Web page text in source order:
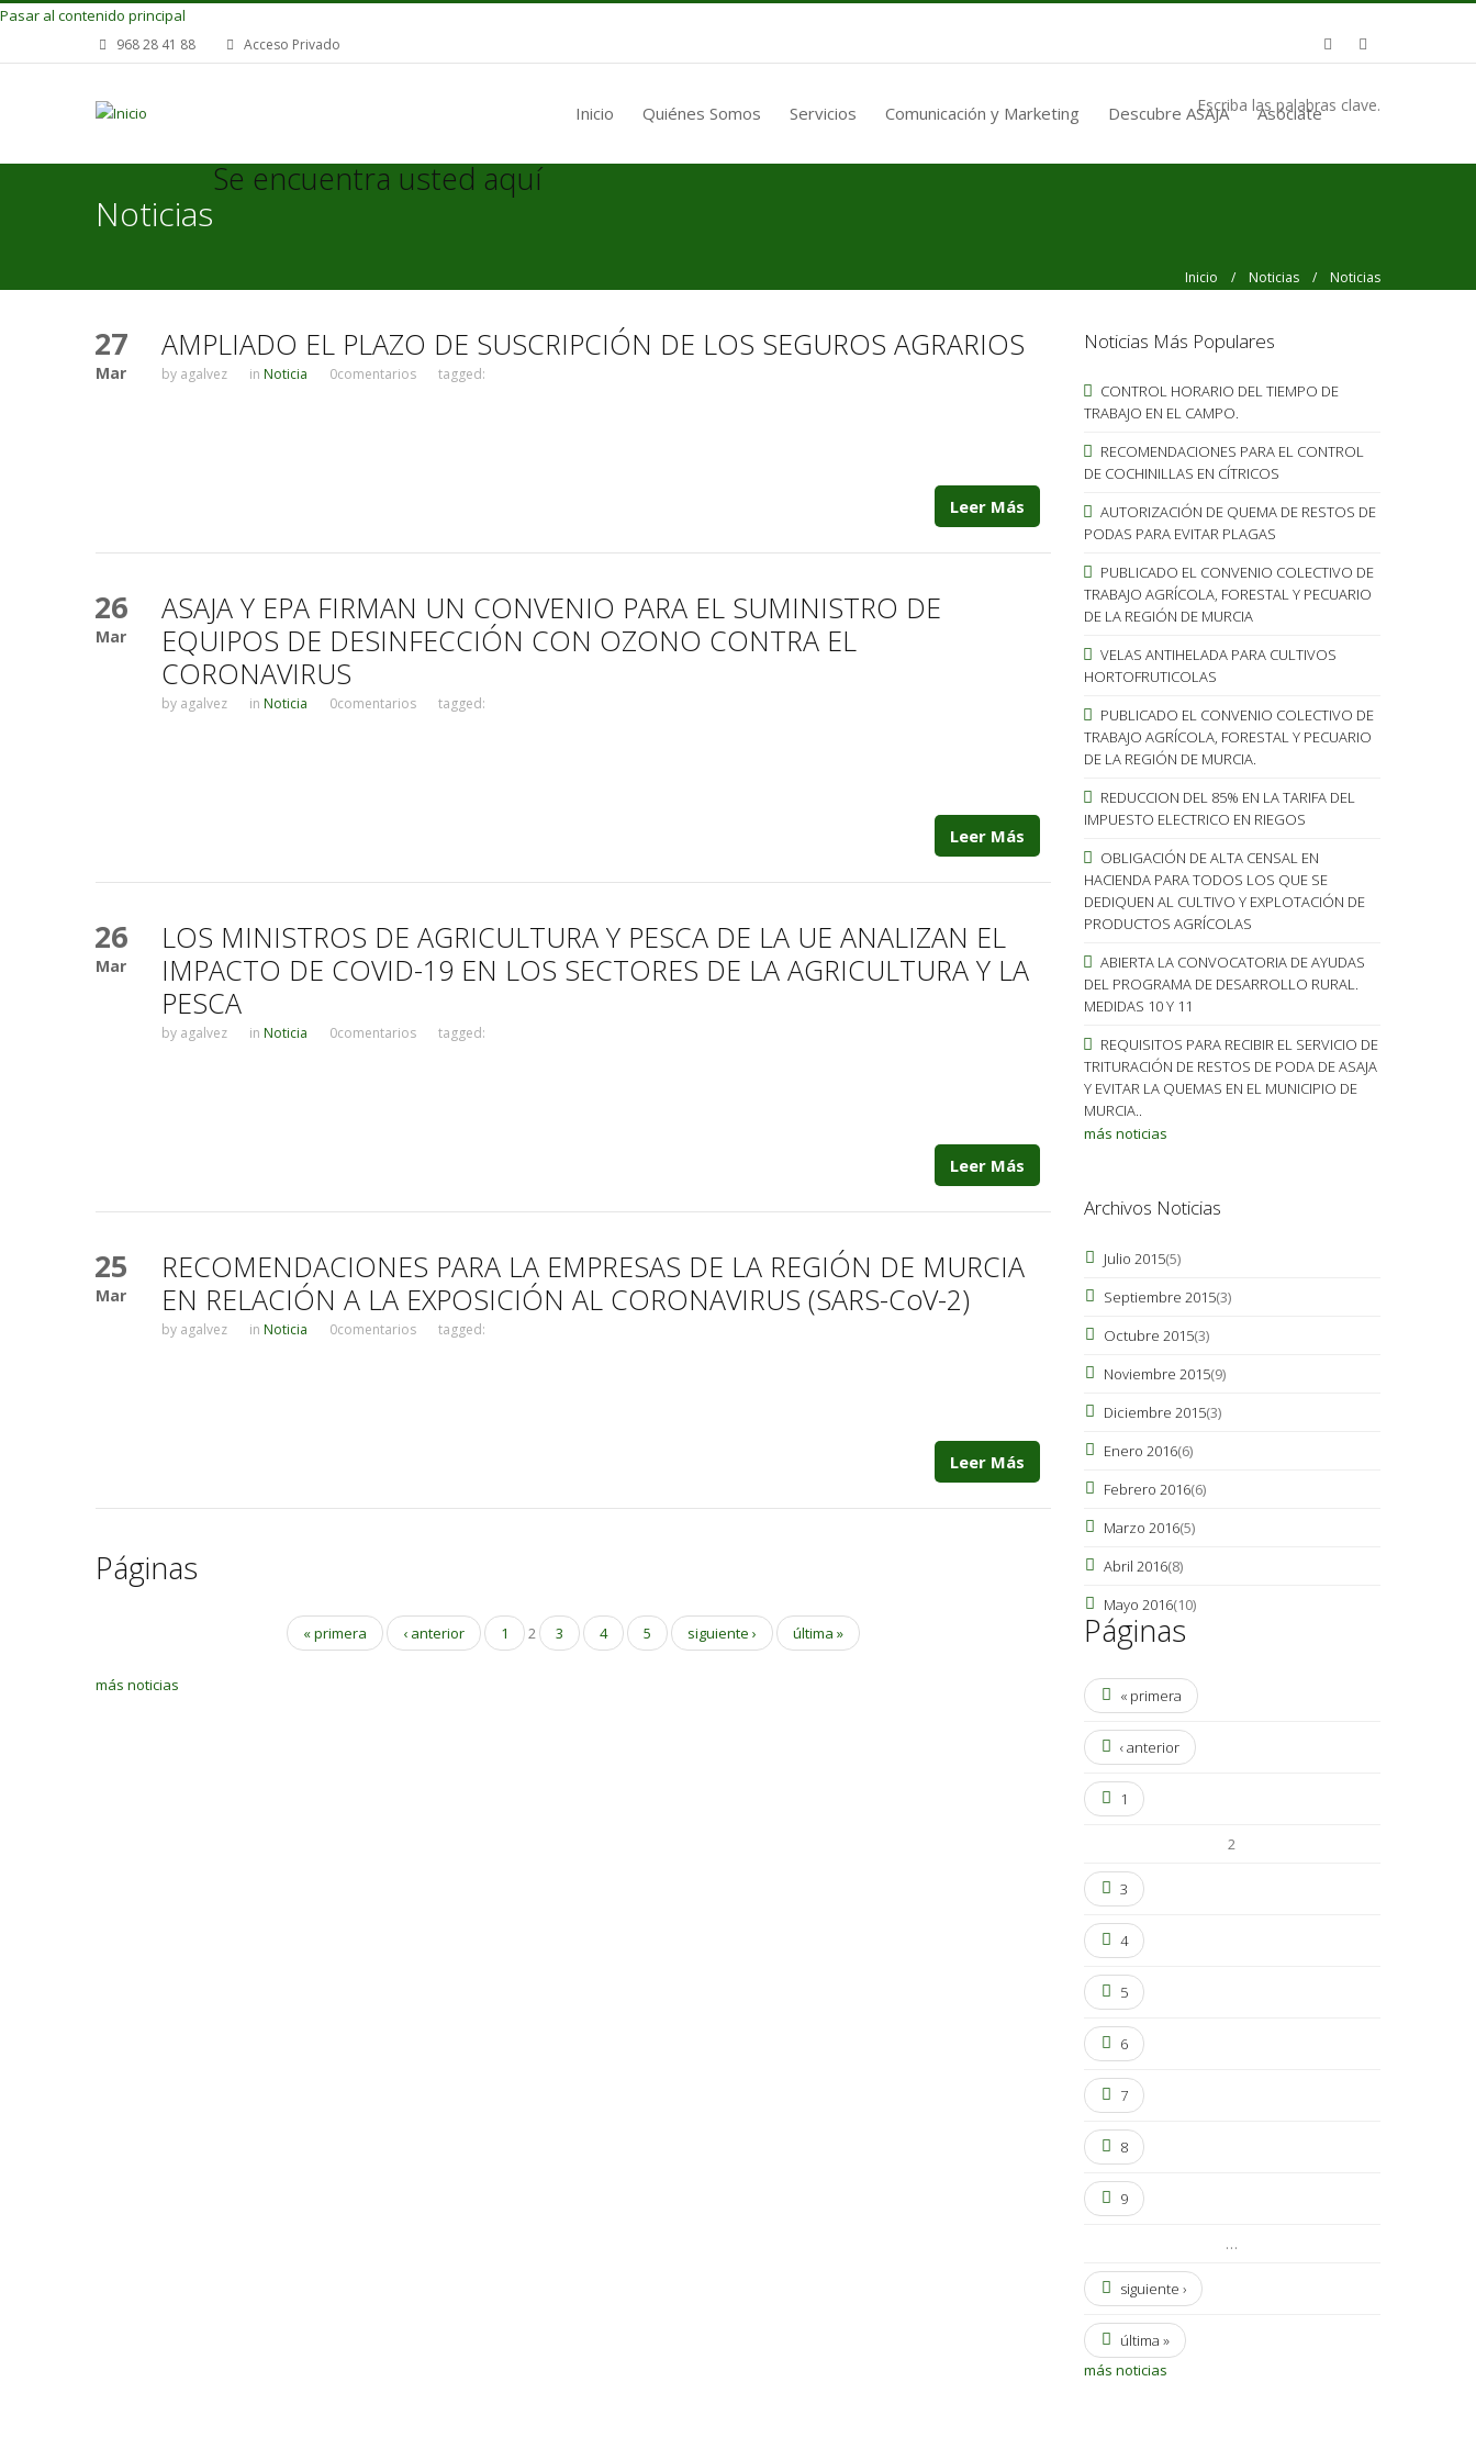
Pasar al contenido principal
968 28 41 88 Acceso Privado
Inicio Quiénes Somos Servicios Comunicación y Marketing Descubre ASAJA Asóciate
Escriba las palabras clave.
Noticias
Se encuentra usted aquí
Inicio / Noticias / Noticias
27
Mar
AMPLIADO EL PLAZO DE SUSCRIPCIÓN DE LOS SEGUROS AGRARIOS
by agalvez in Noticia 0comentarios tagged:
Leer Más
26
Mar
ASAJA Y EPA FIRMAN UN CONVENIO PARA EL SUMINISTRO DE
EQUIPOS DE DESINFECCIÓN CON OZONO CONTRA EL
CORONAVIRUS
by agalvez in Noticia 0comentarios tagged:
Leer Más
26
Mar
LOS MINISTROS DE AGRICULTURA Y PESCA DE LA UE ANALIZAN EL
IMPACTO DE COVID-19 EN LOS SECTORES DE LA AGRICULTURA Y LA
PESCA
by agalvez in Noticia 0comentarios tagged:
Leer Más
25
Mar
RECOMENDACIONES PARA LA EMPRESAS DE LA REGIÓN DE MURCIA
EN RELACIÓN A LA EXPOSICIÓN AL CORONAVIRUS (SARS-CoV-2)
by agalvez in Noticia 0comentarios tagged:
Leer Más
Páginas
« primera ‹ anterior 1 2 3 4 5 siguiente › última »
más noticias
Noticias Más Populares
CONTROL HORARIO DEL TIEMPO DE
TRABAJO EN EL CAMPO.
RECOMENDACIONES PARA EL CONTROL
DE COCHINILLAS EN CÍTRICOS
AUTORIZACIÓN DE QUEMA DE RESTOS DE
PODAS PARA EVITAR PLAGAS
PUBLICADO EL CONVENIO COLECTIVO DE
TRABAJO AGRÍCOLA, FORESTAL Y PECUARIO
DE LA REGIÓN DE MURCIA
VELAS ANTIHELADA PARA CULTIVOS
HORTOFRUTICOLAS
PUBLICADO EL CONVENIO COLECTIVO DE
TRABAJO AGRÍCOLA, FORESTAL Y PECUARIO
DE LA REGIÓN DE MURCIA.
REDUCCION DEL 85% EN LA TARIFA DEL
IMPUESTO ELECTRICO EN RIEGOS
OBLIGACIÓN DE ALTA CENSAL EN
HACIENDA PARA TODOS LOS QUE SE
DEDIQUEN AL CULTIVO Y EXPLOTACIÓN DE
PRODUCTOS AGRÍCOLAS
ABIERTA LA CONVOCATORIA DE AYUDAS
DEL PROGRAMA DE DESARROLLO RURAL.
MEDIDAS 10 Y 11
REQUISITOS PARA RECIBIR EL SERVICIO DE
TRITURACIÓN DE RESTOS DE PODA DE ASAJA
Y EVITAR LA QUEMAS EN EL MUNICIPIO DE
MURCIA..
más noticias
Archivos Noticias
Julio 2015(5)
Septiembre 2015(3)
Octubre 2015(3)
Noviembre 2015(9)
Diciembre 2015(3)
Enero 2016(6)
Febrero 2016(6)
Marzo 2016(5)
Abril 2016(8)
Mayo 2016(10)
Páginas
« primera
‹ anterior
1
2
3
4
5
6
7
8
9
…
siguiente ›
última »
más noticias